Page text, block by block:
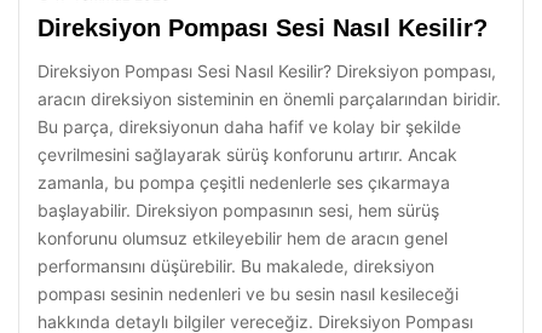
Direksiyon Pompası Sesi Nasıl Kesilir?
Direksiyon Pompası Sesi Nasıl Kesilir? Direksiyon pompası,
aracın direksiyon sisteminin en önemli parçalarından biridir.
Bu parça, direksiyonun daha hafif ve kolay bir şekilde
çevrilmesini sağlayarak sürüş konforunu artırır. Ancak
zamanla, bu pompa çeşitli nedenlerle ses çıkarmaya
başlayabilir. Direksiyon pompasının sesi, hem sürüş
konforunu olumsuz etkileyebilir hem de aracın genel
performansını düşürebilir. Bu makalede, direksiyon
pompası sesinin nedenleri ve bu sesin nasıl kesileceği
hakkında detaylı bilgiler vereceğiz. Direksiyon Pompası